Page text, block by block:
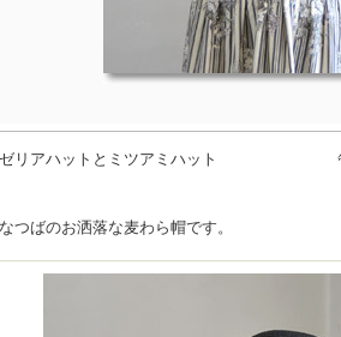
リアハットとミツアミハット
つばのお洒落な麦わら帽です。